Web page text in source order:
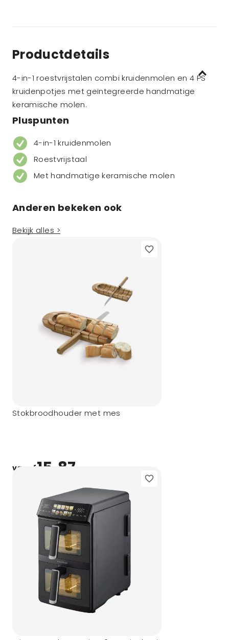
Productdetails
4-in-1 roestvrijstalen combi kruidenmolen en 4 PS
kruidenpotjes met geïntegreerde handmatige
keramische molen.
Pluspunten
4-in-1 kruidenmolen
Roestvrijstaal
Met handmatige keramische molen
Anderen bekeken ook
Bekijk alles >
Stokbroodhouder met mes
vanaf15,87